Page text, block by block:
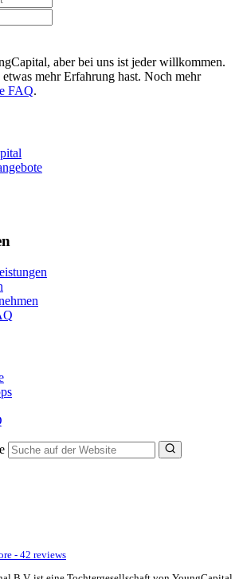
aber bei uns ist jeder willkommen.
mehr Erfahrung hast. Noch mehr
FAQ.
- 42 reviews